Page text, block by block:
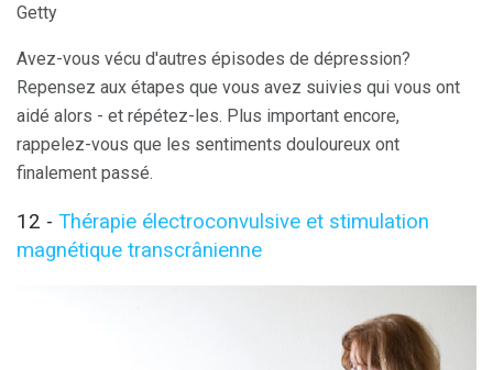
Getty
Avez-vous vécu d'autres épisodes de dépression?
Repensez aux étapes que vous avez suivies qui vous ont
aidé alors - et répétez-les. Plus important encore,
rappelez-vous que les sentiments douloureux ont
finalement passé.
12 - Thérapie électroconvulsive et stimulation
magnétique transcrânienne